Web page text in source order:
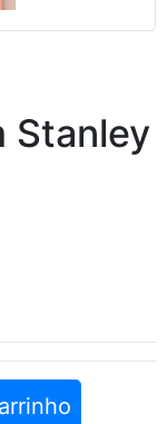
Stanley